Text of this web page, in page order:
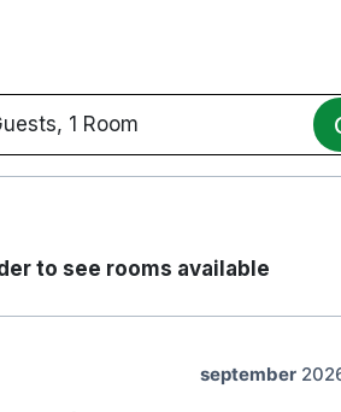
1 Room
to see rooms available